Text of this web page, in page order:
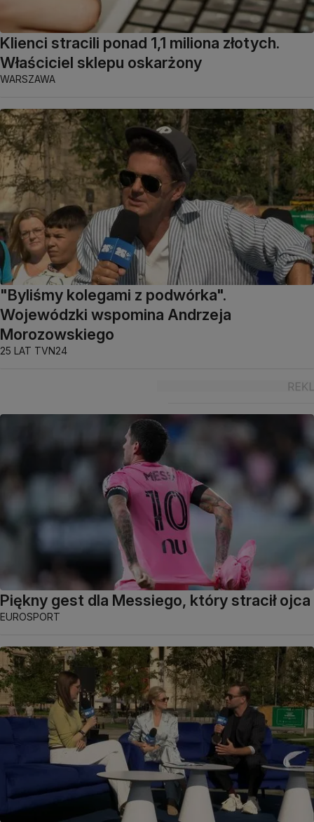
Klienci stracili ponad 1,1 miliona złotych.
Właściciel sklepu oskarżony
WARSZAWA
"Byliśmy kolegami z podwórka".
Wojewódzki wspomina Andrzeja
Morozowskiego
25 LAT TVN24
Piękny gest dla Messiego, który stracił ojca
EUROSPORT